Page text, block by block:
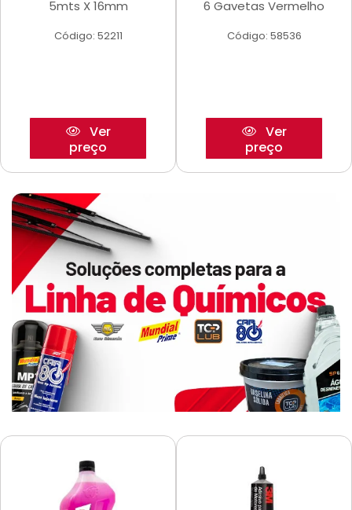
5mts X 16mm
Código: 52211
Ver
preço
6 Gavetas Vermelho
Código: 58536
Ver
preço